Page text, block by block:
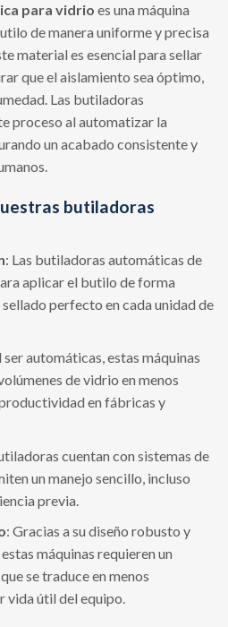
para vidrio es una máquina
de manera uniforme y precisa
material es esencial para sellar
que el aislamiento sea óptimo,
Las butiladoras
proceso al automatizar la
un acabado consistente y
butiladoras
: Las butiladoras automáticas de
aplicar el butilo de forma
perfecto en cada unidad de
ser automáticas, estas máquinas
de vidrio en menos
en fábricas y
cuentan con sistemas de
un manejo sencillo, incluso
previa.
: Gracias a su diseño robusto y
máquinas requieren un
se traduce en menos
vida útil del equipo.